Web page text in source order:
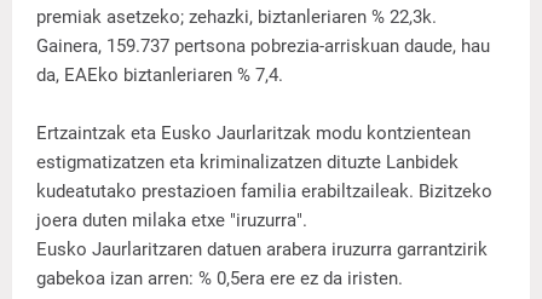
premiak asetzeko; zehazki, biztanleriaren % 22,3k.
Gainera, 159.737 pertsona pobrezia-arriskuan daude, hau
da, EAEko biztanleriaren % 7,4.
Ertzaintzak eta Eusko Jaurlaritzak modu kontzientean
estigmatizatzen eta kriminalizatzen dituzte Lanbidek
kudeatutako prestazioen familia erabiltzaileak. Bizitzeko
joera duten milaka etxe "iruzurra".
Eusko Jaurlaritzaren datuen arabera iruzurra garrantzirik
gabekoa izan arren: % 0,5era ere ez da iristen.